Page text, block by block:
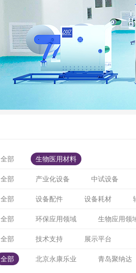
全部 生物医用材料
全部 产业化设备 中试设备
全部 设备配件 设备耗材
全部 环保应用领域 生物应用领
全部 技术支持 展示平台
全部 北京永康乐业 青岛聚纳达